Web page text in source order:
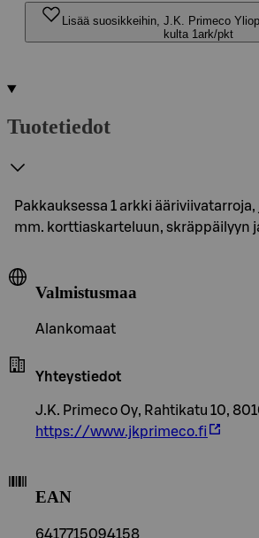
Lisää suosikkeihin, J.K. Primeco
kulta 1ark/pkt
Tuotetiedot
Pakkauksessa 1 arkki
mm. korttiaskarteluun, skräppäilyyn
Valmistusmaa
Alankomaat
Yhteystiedot
J.K. Primeco Oy, Rahtikatu 10,
https://www.jkprimeco.fi
EAN
6417715094158